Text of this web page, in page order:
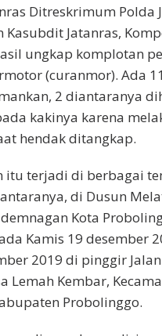
Ditreskrimum Polda
Jatanras,
ungkap komplotan
(curanmor). Ada 11
2 diantaranya
kakinya karena
hendak ditangkap.
itu terjadi di berbagai
di Dusun
Kota
Kamis 19 desember
2019 di pinggir Jalan
Lemah Kembar,
Probolinggo.